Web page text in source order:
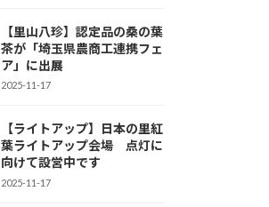
【里山八珍】認定品の桑の葉
茶が「埼玉県農商工連携フェ
ア」に出展
2025-11-17
【ライトアップ】日本の里紅
葉ライトアップ会場 点灯に
向けて設営中です
2025-11-17